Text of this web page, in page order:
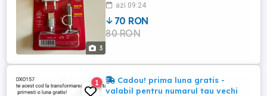
3
azi 09:24
70 RON
80 RON
1
Cadou! prima luna gratis -
valabil pentru numarul tau vechi